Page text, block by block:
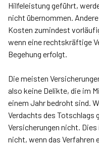
Hilfeleistung geführt,
nicht übernommen.
Kosten zumindest
wenn eine rechtskräftige
Begehung erfolgt.
Die meisten
also keine Delikte, die im
einem Jahr bedroht sind.
Verdachts des Totschlags
Versicherungen nicht.
nicht, wenn das Verfahren